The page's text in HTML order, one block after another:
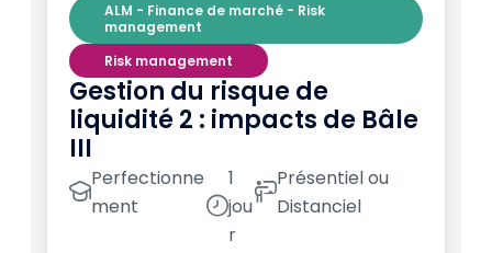
ALM - Finance de marché - Risk
management
Risk management
Gestion du risque de
liquidité 2 : impacts de Bâle
III
Perfectionne
ment
1
jou
r
Présentiel ou
Distanciel